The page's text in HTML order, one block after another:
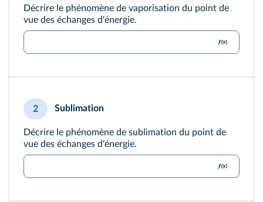
Décrire le phénomène de vaporisation du point de
vue des échanges d'énergie.
2 Sublimation
Décrire le phénomène de sublimation du point de
vue des échanges d'énergie.